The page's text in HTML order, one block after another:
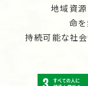
地域資
命
持続可能な社